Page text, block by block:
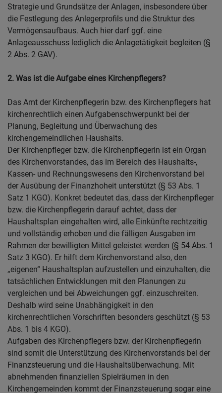
Strategie und Grundsätze der Anlagen, insbesondere über
die Festlegung des Anlegerprofils und die Struktur des
Vermögensaufbaus. Auch hier darf ggf. eine
Anlageausschuss lediglich die Anlagetätigkeit begleiten (§
2 Abs. 2 GAV).
2. Was ist die Aufgabe eines Kirchenpflegers?
Das Amt der Kirchenpflegerin bzw. des Kirchenpflegers hat
kirchenrechtlich einen Aufgabenschwerpunkt bei der
Planung, Begleitung und Überwachung des
kirchengemeindlichen Haushalts.
Der Kirchenpfleger bzw. die Kirchenpflegerin ist ein Organ
des Kirchenvorstandes, das im Bereich des Haushalts-,
Kassen- und Rechnungswesens den Kirchenvorstand bei
der Ausübung der Finanzhoheit unterstützt (§ 53 Abs. 1
Satz 1 KGO). Konkret bedeutet das, dass der Kirchenpfleger
bzw. die Kirchenpflegerin darauf achtet, dass der
Haushaltsplan eingehalten wird, alle Einkünfte rechtzeitig
und vollständig erhoben und die fälligen Ausgaben im
Rahmen der bewilligten Mittel geleistet werden (§ 54 Abs. 1
Satz 3 KGO). Er hilft dem Kirchenvorstand also, den
„eigenen“ Haushaltsplan aufzustellen und einzuhalten, die
tatsächlichen Entwicklungen mit den Planungen zu
vergleichen und bei Abweichungen ggf. einzuschreiten.
Deshalb wird seine Unabhängigkeit in den
kirchenrechtlichen Vorschriften besonders geschützt (§ 53
Abs. 1 bis 4 KGO).
Aufgaben des Kirchenpflegers bzw. der Kirchenpflegerin
sind somit die Unterstützung des Kirchenvorstands bei der
Finanzsteuerung und die Haushaltsüberwachung. Mit
abnehmenden finanziellen Spielräumen in den
Kirchengemeinden kommt der Finanzsteuerung sogar eine